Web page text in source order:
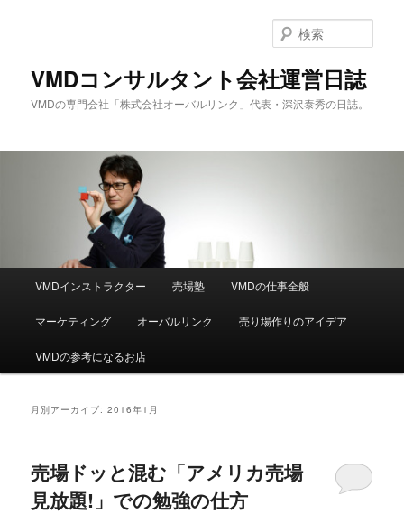
VMDコンサルタント会社運営日誌
VMDの専門会社「株式会社オーバルリンク」代表・深沢泰秀の日誌。
索
ュ
VMDインストラクター 売場塾 VMDの仕事全般
マーケティング オーバルリンク 売り場作りのアイデア
VMDの参考になるお店
月別アーカイブ:2016年1月
売場ドッと混む「アメリカ売場
見放題!」での勉強の仕方